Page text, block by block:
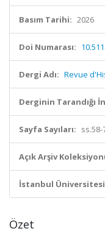
Basım Tarihi: 2026
Doi Numarası:
Dergi Adı: Revue
Derginin Tarandığı
Sayfa Sayıları: ss.58-
Açık Arşiv
İstanbul
Özet